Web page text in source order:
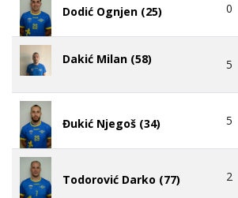
Dodić Ognjen (25) 0
Dakić Milan (58) 5
Đukić Njegoš (34) 5
Todorović Darko (77) 2